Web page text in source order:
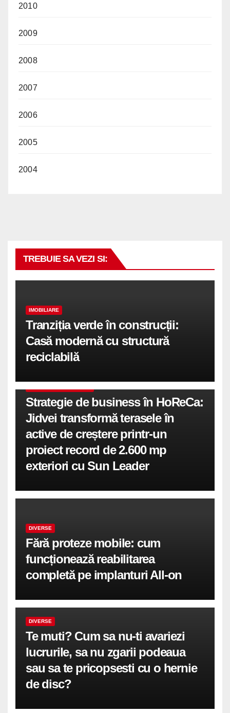
2010
2009
2008
2007
2006
2005
2004
TREBUIE SA VEZI SI:
IMOBILIARE
Tranziția verde în construcții:
Casă modernă cu structură
reciclabilă
Strategie de business în HoReCa:
Jidvei transformă terasele în
active de creștere printr-un
proiect record de 2.600 mp
exteriori cu Sun Leader
DIVERSE
Fără proteze mobile: cum
funcționează reabilitarea
completă pe implanturi All-on
DIVERSE
Te muti? Cum sa nu-ti avariezi
lucrurile, sa nu zgarii podeaua
sau sa te pricopsesti cu o hernie
de disc?